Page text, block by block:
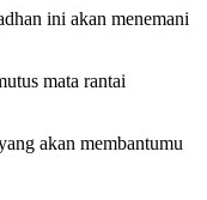
ini akan menemani
mata rantai
akan membantumu